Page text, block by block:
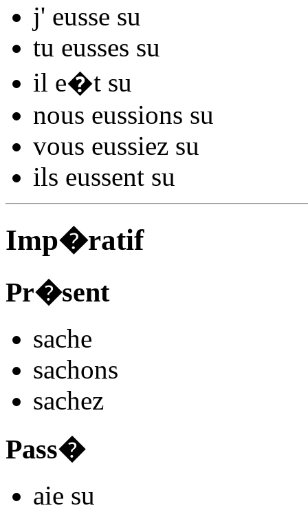
j' eusse su
tu eusses su
il e�t su
nous eussions su
vous eussiez su
ils eussent su
Imp�ratif
Pr�sent
sache
sachons
sachez
Pass�
aie su